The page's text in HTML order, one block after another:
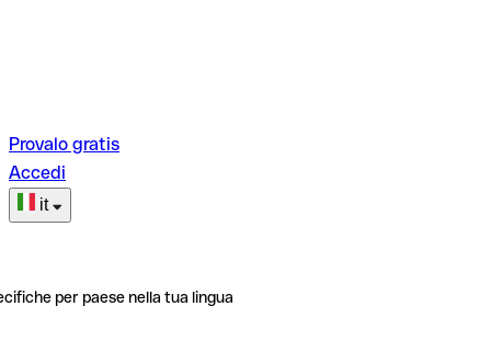
Provalo gratis
Accedi
it
per paese nella tua lingua